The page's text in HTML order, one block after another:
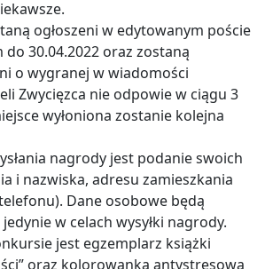
ogłoszeni w edytowanym poście
30.04.2022 oraz zostaną
o wygranej w wiadomości
Zwycięzca nie odpowie w ciągu 3
wyłoniona zostanie kolejna
nagrody jest podanie swoich
i nazwiska, adresu zamieszkania
Dane osobowe będą
w celach wysyłki nagrody.
jest egzemplarz książki
oraz kolorowanka antystresowa